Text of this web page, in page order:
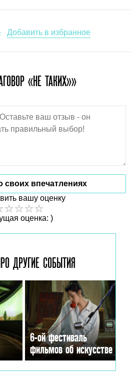
«НЕ ТАКИХ»»
своих впечатлениях
вашу оценку
оценка: )
ДРУГИЕ СОБЫТИЯ
6-ой фестиваль
фильмов об искусстве